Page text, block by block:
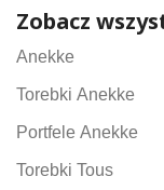
Zobacz
Anekke
Torebki Anekke
Portfele Anekke
Torebki Tous